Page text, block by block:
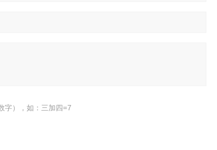
字），如：三加四=7